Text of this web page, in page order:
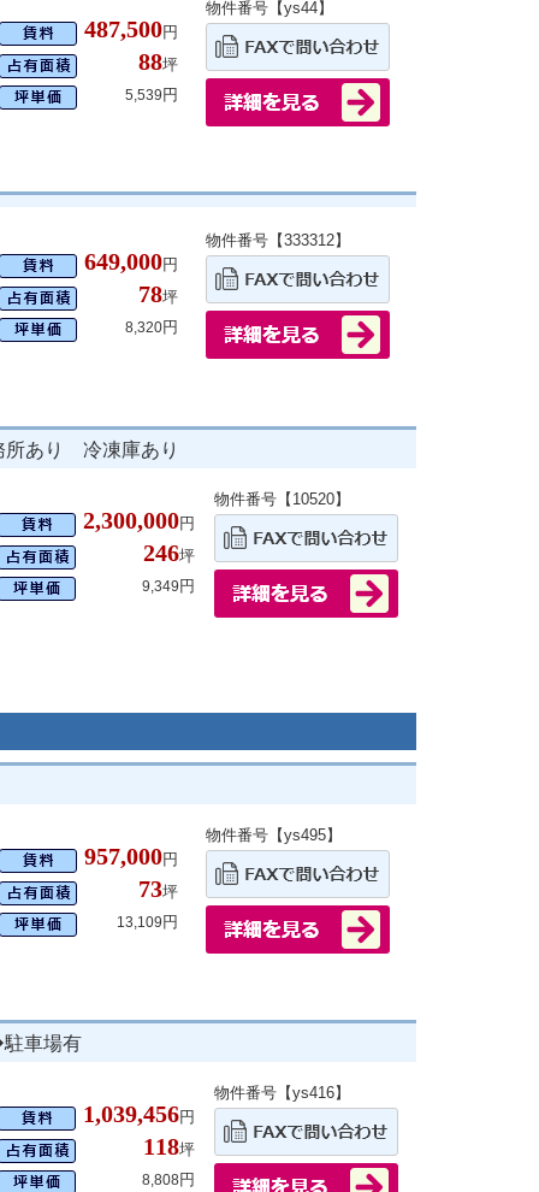
487,500円
88坪
5,539 円
物件番号【ys44】
649,000円
78坪
8,320円
物件番号【333312】
あり 冷凍庫あり
2,300,000円
246坪
9,349 円
物件番号【10520】
957,000円
73坪
13,109 円
物件番号【ys495】
車場有
1,039,456円
118坪
8,808円
物件番号【ys416】